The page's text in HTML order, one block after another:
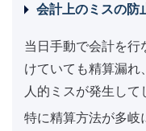
会計上のミスの防
当日手動で会計を行
けていても精算漏れ
人的ミスが発生して
特に精算方法が多岐